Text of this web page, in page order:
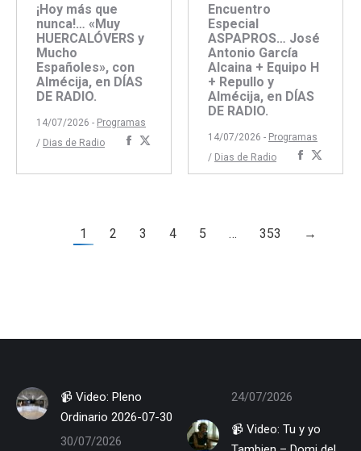
¡Hoy más que
nunca!… «Muy
HUERCALÓVERS y
Mucho
Españoles», con
Almécija, en DÍAS
DE RADIO.
14/07/2026 - Programas
/ Dias de Radio
Compartir
Facebook
Twitter
Encuentro
Especial
ASPAPROS… José
Antonio García
Alcaina + Equipo H
+ Repullo y
Almécija, en DÍAS
DE RADIO.
14/07/2026 - Programas
/ Dias de Radio
Compartir
concon
1 2 3 4 5 … 353 →
📹 Video: Pleno
Ordinario 2026-07-30
30/07/2026
24/07/2026
📹 Video: Tu y yo